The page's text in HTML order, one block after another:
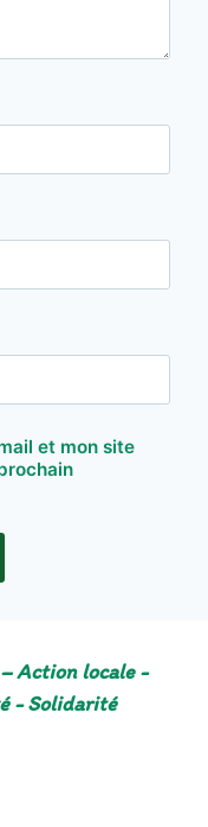
et mon site
Action locale -
- Solidarité